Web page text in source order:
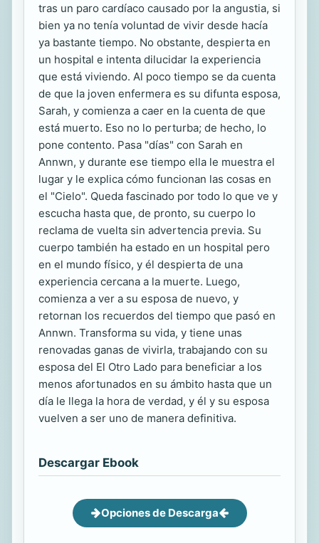
tras un paro cardíaco causado por la angustia, si
bien ya no tenía voluntad de vivir desde hacía
ya bastante tiempo. No obstante, despierta en
un hospital e intenta dilucidar la experiencia
que está viviendo. Al poco tiempo se da cuenta
de que la joven enfermera es su difunta esposa,
Sarah, y comienza a caer en la cuenta de que
está muerto. Eso no lo perturba; de hecho, lo
pone contento. Pasa "días" con Sarah en
Annwn, y durante ese tiempo ella le muestra el
lugar y le explica cómo funcionan las cosas en
el "Cielo". Queda fascinado por todo lo que ve y
escucha hasta que, de pronto, su cuerpo lo
reclama de vuelta sin advertencia previa. Su
cuerpo también ha estado en un hospital pero
en el mundo físico, y él despierta de una
experiencia cercana a la muerte. Luego,
comienza a ver a su esposa de nuevo, y
retornan los recuerdos del tiempo que pasó en
Annwn. Transforma su vida, y tiene unas
renovadas ganas de vivirla, trabajando con su
esposa del El Otro Lado para beneficiar a los
menos afortunados en su ámbito hasta que un
día le llega la hora de verdad, y él y su esposa
vuelven a ser uno de manera definitiva.
Descargar Ebook
Opciones de Descarga